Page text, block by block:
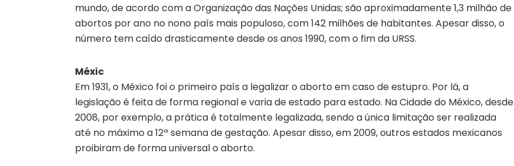
mundo, de acordo com a Organização das Nações Unidas; são aproximadamente 1,3 milhão de
abortos por ano no nono país mais populoso, com 142 milhões de habitantes. Apesar disso, o
número tem caído drasticamente desde os anos 1990, com o fim da URSS.
Méxic
Em 1931, o México foi o primeiro país a legalizar o aborto em caso de estupro. Por lá, a
legislação é feita de forma regional e varia de estado para estado. Na Cidade do México, desde
2008, por exemplo, a prática é totalmente legalizada, sendo a única limitação ser realizada
até no máximo a 12ª semana de gestação. Apesar disso, em 2009, outros estados mexicanos
proibiram de forma universal o aborto.